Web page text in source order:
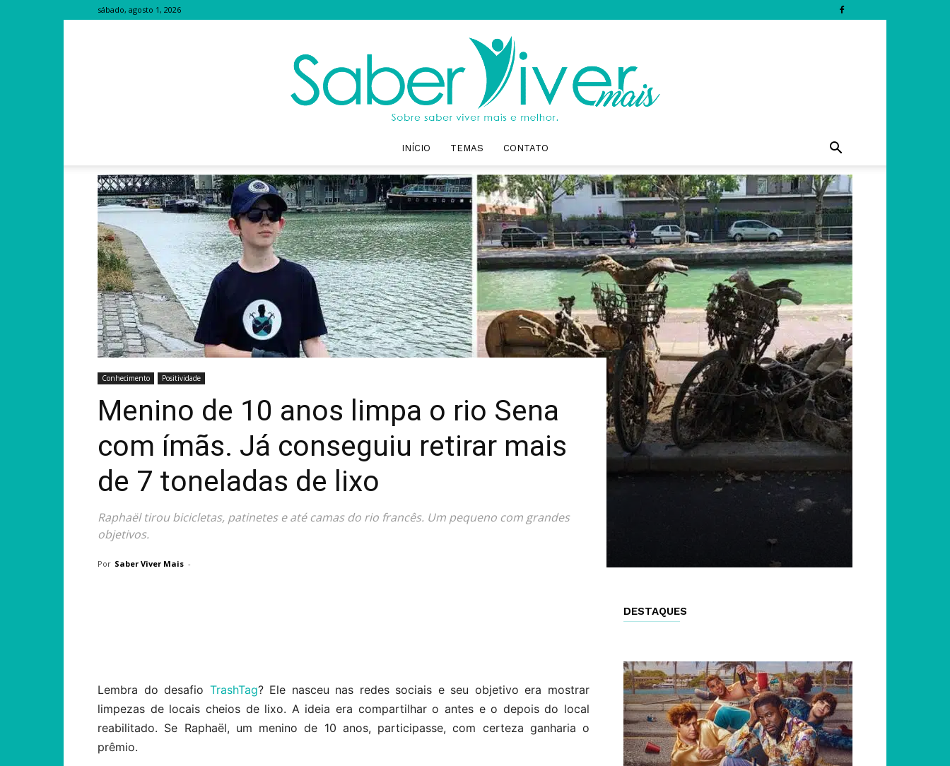
sábado, agosto 1, 2026
Saber
Viver
Mais
INÍCIO TEMAS CONTATO
Conhecimento Positividade
Menino de 10 anos limpa o rio Sena
com ímãs. Já conseguiu retirar mais
de 7 toneladas de lixo
Raphaël tirou bicicletas, patinetes e até camas do rio francês. Um pequeno com grandes
objetivos.
Por Saber Viver Mais -
Lembra do desafio TrashTag? Ele nasceu nas redes sociais e seu objetivo era mostrar
limpezas de locais cheios de lixo. A ideia era compartilhar o antes e o depois do local
reabilitado. Se Raphaël, um menino de 10 anos, participasse, com certeza ganharia o
prêmio.
DESTAQUES